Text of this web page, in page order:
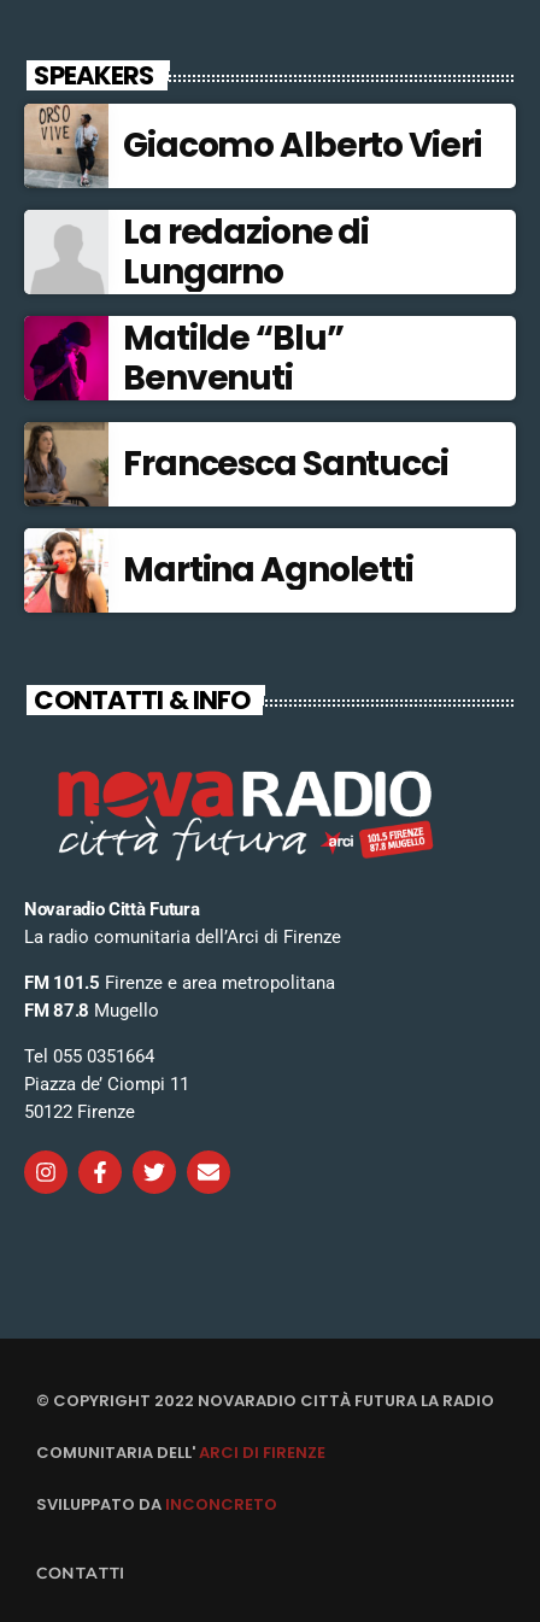
SPEAKERS
Giacomo Alberto Vieri
La redazione di
Lungarno
Matilde “Blu”
Benvenuti
Francesca Santucci
Martina Agnoletti
CONTATTI & INFO
Novaradio Città Futura
La radio comunitaria dell’Arci di Firenze
FM 101.5 Firenze e area metropolitana
FM 87.8 Mugello
Tel 055 0351664
Piazza de’ Ciompi 11
50122 Firenze
© COPYRIGHT 2022 NOVARADIO CITTÀ FUTURA LA RADIO
COMUNITARIA DELL'ARCI DI FIRENZE
SVILUPPATO DA INCONCRETO
CONTATTI